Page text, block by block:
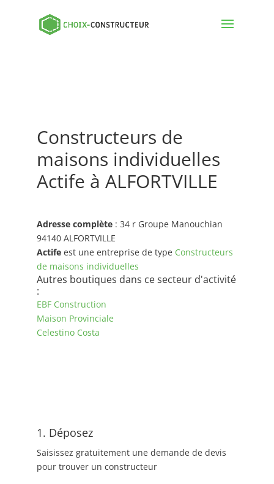
Constructeurs de
maisons individuelles
Actife à ALFORTVILLE
Adresse complète: 34 r Groupe Manouchian
94140 ALFORTVILLE
Actifeest une entreprise de type Constructeurs
de maisons individuelles
Autres boutiques dans ce secteur d'activité
:
EBF Construction
Maison Provinciale
Celestino Costa
1. Déposez
Saisissez gratuitement une demande de devis
pour trouver un constructeur